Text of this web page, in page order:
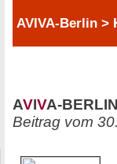
AVIVA-Berlin >
AVIVA-
Beitrag vom